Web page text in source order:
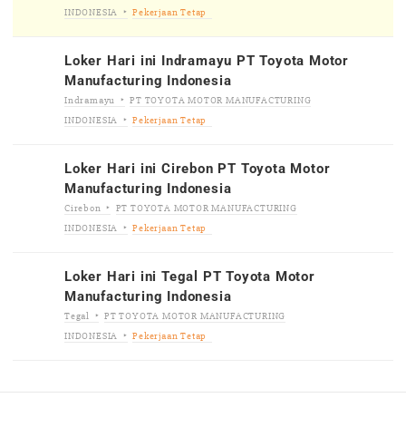
INDONESIA
Pekerjaan Tetap
Loker Hari ini Indramayu PT Toyota Motor
Manufacturing Indonesia
Indramayu
PT TOYOTA MOTOR MANUFACTURING
INDONESIA
Pekerjaan Tetap
Loker Hari ini Cirebon PT Toyota Motor
Manufacturing Indonesia
Cirebon
PT TOYOTA MOTOR MANUFACTURING
INDONESIA
Pekerjaan Tetap
Loker Hari ini Tegal PT Toyota Motor
Manufacturing Indonesia
Tegal
PT TOYOTA MOTOR MANUFACTURING
INDONESIA
Pekerjaan Tetap